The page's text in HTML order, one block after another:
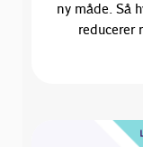
ny måde. Så
reducerer